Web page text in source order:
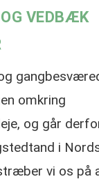
VEDBÆK
omkring
og går
i
vi os på